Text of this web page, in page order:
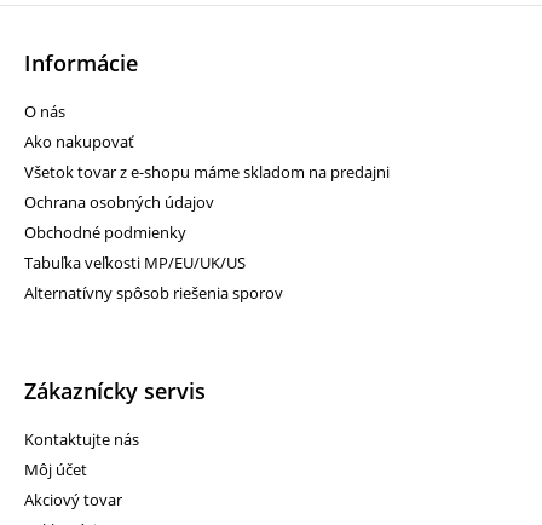
Informácie
O nás
Ako nakupovať
Všetok tovar z e-shopu máme skladom na predajni
Ochrana osobných údajov
Obchodné podmienky
Tabuľka veľkosti MP/EU/UK/US
Alternatívny spôsob riešenia sporov
Zákaznícky servis
Kontaktujte nás
Môj účet
Akciový tovar